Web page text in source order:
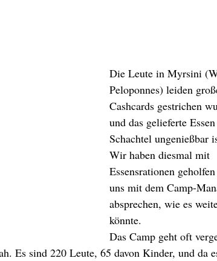
Die Leute in Myrsini
Peloponnes) leiden
Cashcards gestrichen
und das gelieferte
Schachtel ungenießbar
Wir haben diesmal mit
Essensrationen
uns mit dem Camp-
absprechen, wie es
könnte.
Das Camp geht oft
Es sind 220 Leute, 65 davon Kinder, und da